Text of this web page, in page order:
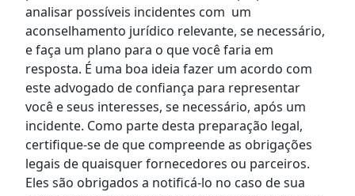
analisar possíveis incidentes com um
aconselhamento jurídico relevante, se necessário,
e faça um plano para o que você faria em
resposta. É uma boa ideia fazer um acordo com
este advogado de confiança para representar
você e seus interesses, se necessário, após um
incidente. Como parte desta preparação legal,
certifique-se de que compreende as obrigações
legais de quaisquer fornecedores ou parceiros.
Eles são obrigados a notificá-lo no caso de sua